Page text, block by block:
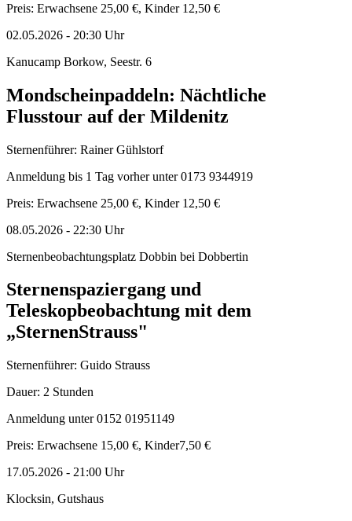
Preis: Erwachsene 25,00 €, Kinder 12,50 €
02.05.2026 - 20:30 Uhr
Kanucamp Borkow, Seestr. 6
Mondscheinpaddeln: Nächtliche
Flusstour auf der Mildenitz
Sternenführer: Rainer Gühlstorf
Anmeldung bis 1 Tag vorher unter 0173 9344919
Preis: Erwachsene 25,00 €, Kinder 12,50 €
08.05.2026 - 22:30 Uhr
Sternenbeobachtungsplatz Dobbin bei Dobbertin
Sternenspaziergang und
Teleskopbeobachtung mit dem
„SternenStrauss"
Sternenführer: Guido Strauss
Dauer: 2 Stunden
Anmeldung unter 0152 01951149
Preis: Erwachsene 15,00 €, Kinder7,50 €
17.05.2026 - 21:00 Uhr
Klocksin, Gutshaus